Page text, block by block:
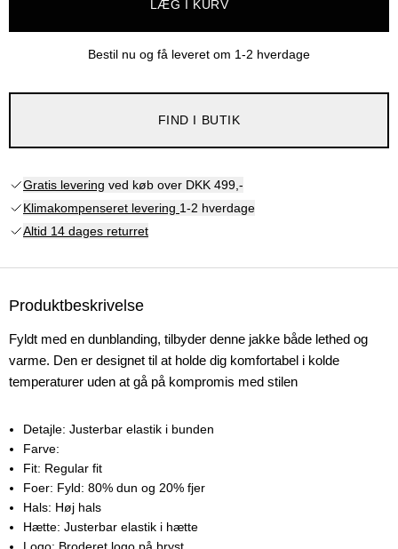
LÆG I KURV
Bestil nu og få leveret om 1-2 hverdage
FIND I BUTIK
Gratis levering ved køb over DKK 499,-
Klimakompenseret levering 1-2 hverdage
Altid 14 dages returret
Produktbeskrivelse
Fyldt med en dunblanding, tilbyder denne jakke både lethed og
varme. Den er designet til at holde dig komfortabel i kolde
temperaturer uden at gå på kompromis med stilen
Detajle: Justerbar elastik i bunden
Farve:
Fit: Regular fit
Foer: Fyld: 80% dun og 20% fjer
Hals: Høj hals
Hætte: Justerbar elastik i hætte
Logo: Broderet logo på bryst